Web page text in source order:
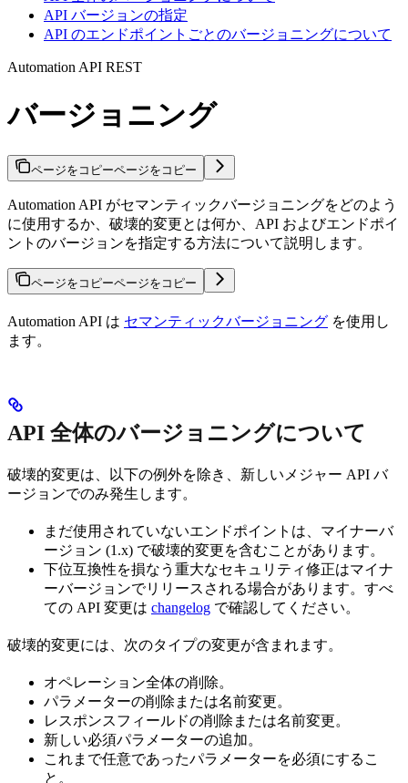
API バージョンの指定
API のエンドポイントごとのバージョニングについて
Automation API REST
バージョニング
ページをコピーページをコピー
Automation API がセマンティックバージョニングをどのよう
に使用するか、破壊的変更とは何か、API およびエンドポイ
ントのバージョンを指定する方法について説明します。
ページをコピーページをコピー
Automation API は セマンティックバージョニング を使用し
ます。
API 全体のバージョニングについて
破壊的変更は、以下の例外を除き、新しいメジャー API バ
ージョンでのみ発生します。
まだ使用されていないエンドポイントは、マイナーバ
ージョン (1.x) で破壊的変更を含むことがあります。
下位互換性を損なう重大なセキュリティ修正はマイナ
ーバージョンでリリースされる場合があります。すべ
ての API 変更は changelog で確認してください。
破壊的変更には、次のタイプの変更が含まれます。
オペレーション全体の削除。
パラメーターの削除または名前変更。
レスポンスフィールドの削除または名前変更。
新しい必須パラメーターの追加。
これまで任意であったパラメーターを必須にするこ
と。